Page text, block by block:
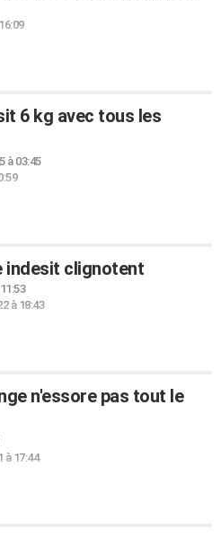
6 kg avec tous les
à 03:45
indesit clignotent
à 18:43
n'essore pas tout le
à 17:44